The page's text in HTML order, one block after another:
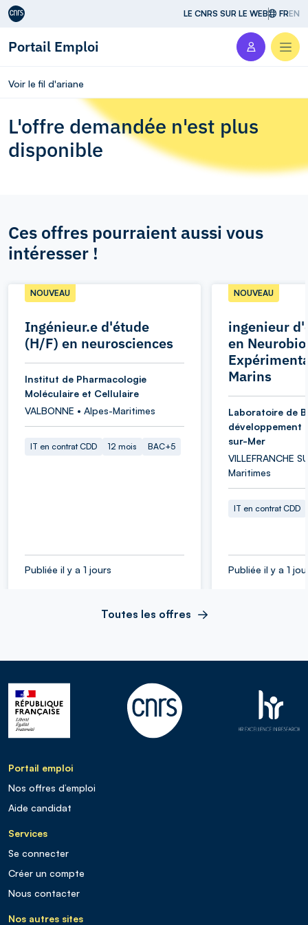
Aller au contenu LE CNRS SUR LE WEB FREN
Portail Emploi
Voir le fil d'ariane
L'offre demandée n'est plus
disponible
Ces offres pourraient aussi vous
intéresser !
Ingénieur.e d'étude
(H/F) en neurosciences
NOUVEAU
Institut de Pharmacologie
Moléculaire et Cellulaire
VALBONNE • Alpes-Maritimes
IT en contrat CDD 12 mois BAC+5
Publiée il y a 1 jours
ingenieur
en
Marins
NOUVEAU
Laboratoire de
développement
sur-Mer
VILLEFRANCHE
Maritimes
IT en contrat CDD
Publiée il y a 1
Toutes les offres
Portail emploi
Nos offres d’emploi
Aide candidat
Services
Se connecter
Créer un compte
Nous contacter
Nos autres sites